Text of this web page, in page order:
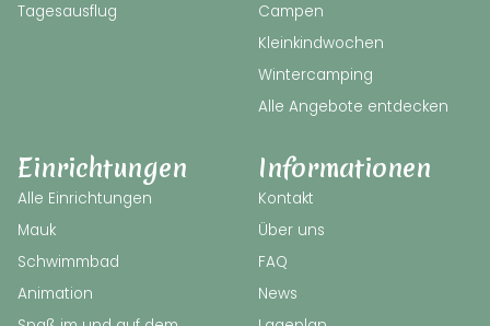
Campen
Kleinkindwochen
Wintercamping
Alle Angebote entdecken
Einrichtungen
Alle Einrichtungen
Mauk
Schwimmbad
Animation
Tagesausflug
Informationen
Kontakt
Über uns
FAQ
News